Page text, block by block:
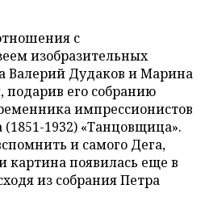
с
изобразительных
Валерий Дудаков и Марина
его собранию
импрессионистов
1932) «Танцовщица».
и самого Дега,
картина появилась еще в
из собрания Петра